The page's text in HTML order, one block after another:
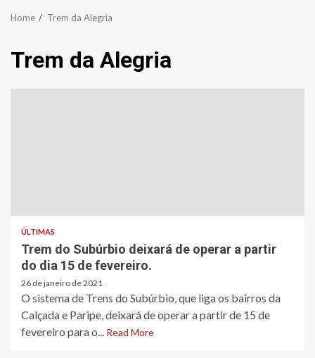
Home Trem da Alegria
Trem da Alegria
ÚLTIMAS
Trem do Subúrbio deixará de operar a partir
do dia 15 de fevereiro.
26 de janeiro de 2021
O sistema de Trens do Subúrbio, que liga os bairros da
Calçada e Paripe, deixará de operar a partir de 15 de
fevereiro para o... Read More